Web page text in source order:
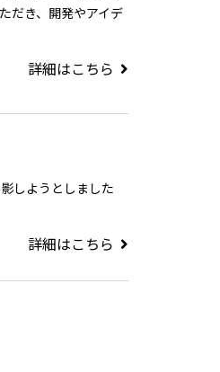
だき、開発やアイデ
詳細はこちら
しようとしました
詳細はこちら